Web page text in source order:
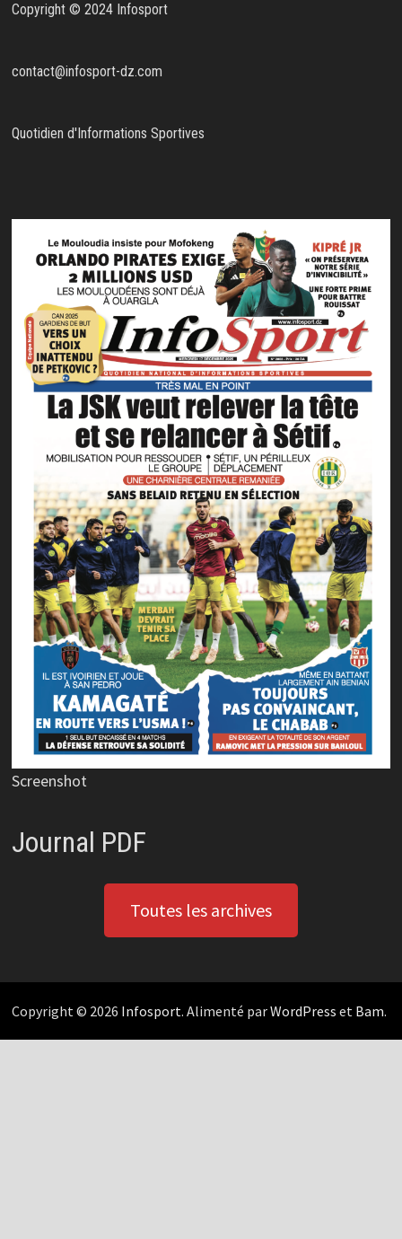
Copyright © 2024 Infosport
contact@infosport-dz.com
Quotidien d'Informations Sportives
Screenshot
Journal PDF
Toutes les archives
Copyright © 2026 Infosport. Alimenté parWordPress et Bam.